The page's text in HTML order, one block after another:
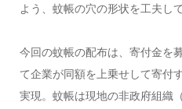
よう、蚊帳の穴の形状を工夫して
今回の蚊帳の配布は、寄付金を
て企業が同額を上乗せして寄付
実現。蚊帳は現地の非政府組織